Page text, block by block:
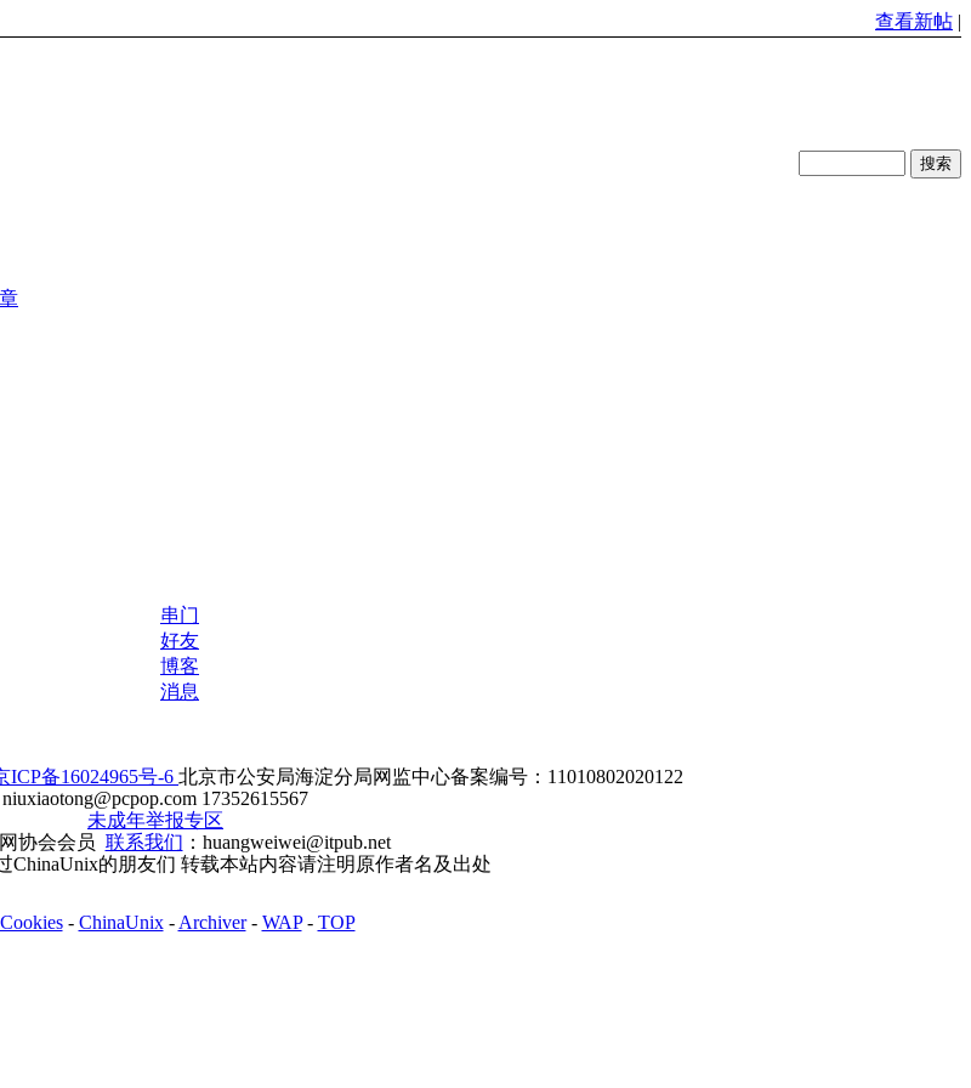
查看新帖 |
串门
好友
博客
消息
ICP备16024965号-6 北京市公安局海淀分局网监中心备案编号：11010802020122
niuxiaotong@pcpop.com 17352615567
未成年举报专区
协会会员 联系我们 ：huangweiwei@itpub.net
ChinaUnix的朋友们 转载本站内容请注明原作者名及出处
- ChinaUnix- Archiver- WAP- TOP